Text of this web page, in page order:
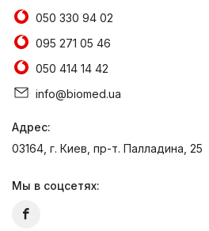
050 330 94 02
095 271 05 46
050 414 14 42
info@biomed.ua
Адрес:
03164, г. Киев, пр-т. Палладина, 25
Мы в соцсетях: